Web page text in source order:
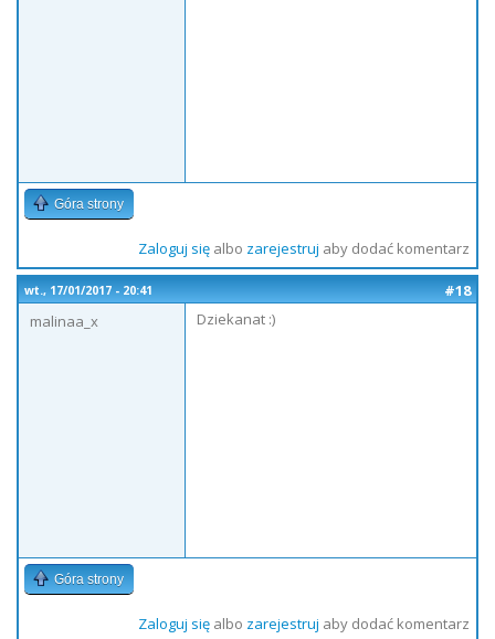
Góra strony
Zaloguj sięalbo zarejestruj aby dodać komentarz
wt., 17/01/2017 - 20:41
#18
malinaa_x
Dziekanat :)
Góra strony
Zaloguj sięalbo zarejestruj aby dodać komentarz